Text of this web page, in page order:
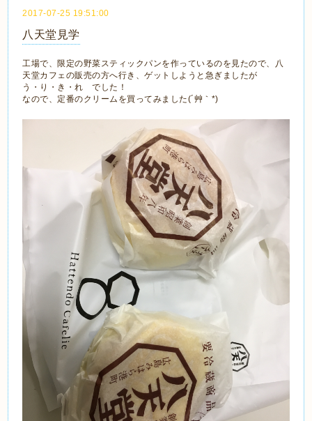
2017-07-25 19:51:00
八天堂見学
工場で、限定の野菜スティックパンを作っているのを見たので、八
天堂カフェの販売の方へ行き、ゲットしようと急ぎましたが
う・り・き・れ でした！
なので、定番のクリームを買ってみました(´艸｀*)